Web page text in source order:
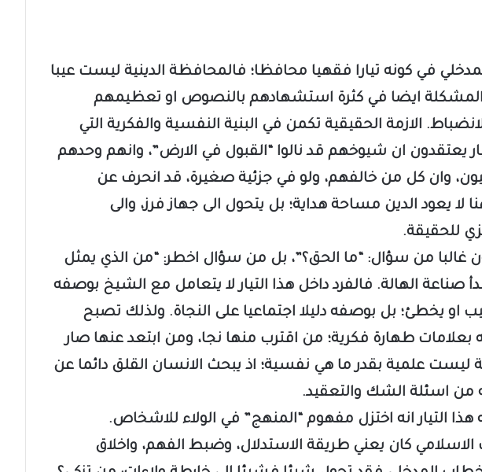
في كونه تيارا فقهيا محافظا؛ فالمحافظة الدينية ليست عيبا
ايضا في كثرة استشهادهم بالنصوص او تعظيمهم
الازمة الحقيقية تكمن في البنية النفسية والفكرية التي
يعتقدون ان شيوخهم قد نالوا “القبول في الارض”، وانهم وحدهم
وان كل من خالفهم، ولو في جزئية صغيرة، قد انحرف عن
لا يعود الدين مساحة هداية؛ بل يتحول الى جهاز فرز، والى
للحقيقة.
غالبا من سؤال: “ما الحق؟”، بل من سؤال اخطر: “من الذي يمثل
صناعة الهالة. فالفرد داخل هذا التيار لا يتعامل مع الشيخ بوصفه
او يخطئ؛ بل بوصفه دليلا اجتماعيا على النجاة. ولذلك تصبح
طهارة فكرية؛ من اقترب منها نجا، ومن ابتعد عنها صار
ليست علمية بقدر ما هي نفسية؛ اذ يبحث الانسان القلق دائما عن
من اسئلة الشك والتعقيد.
التيار انه اختزل مفهوم “المنهج” في الولاء للاشخاص.
الاسلامي كان يعني طريقة الاستدلال، وضبط الفهم، واخلاق